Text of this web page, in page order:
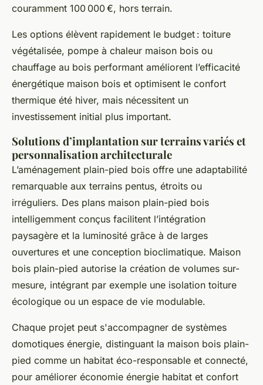
couramment 100 000 €, hors terrain.
Les options élèvent rapidement le budget : toiture
végétalisée, pompe à chaleur maison bois ou
chauffage au bois performant améliorent l’efficacité
énergétique maison bois et optimisent le confort
thermique été hiver, mais nécessitent un
investissement initial plus important.
Solutions d’implantation sur terrains variés et
personnalisation architecturale
L’aménagement plain-pied bois offre une adaptabilité
remarquable aux terrains pentus, étroits ou
irréguliers. Des plans maison plain-pied bois
intelligemment conçus facilitent l’intégration
paysagère et la luminosité grâce à de larges
ouvertures et une conception bioclimatique. Maison
bois plain-pied autorise la création de volumes sur-
mesure, intégrant par exemple une isolation toiture
écologique ou un espace de vie modulable.
Chaque projet peut s'accompagner de systèmes
domotiques énergie, distinguant la maison bois plain-
pied comme un habitat éco-responsable et connecté,
pour améliorer économie énergie habitat et confort